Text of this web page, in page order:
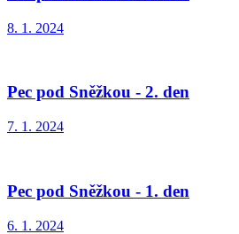
8. 1. 2024
Pec pod Sněžkou - 2. den
7. 1. 2024
Pec pod Sněžkou - 1. den
6. 1. 2024